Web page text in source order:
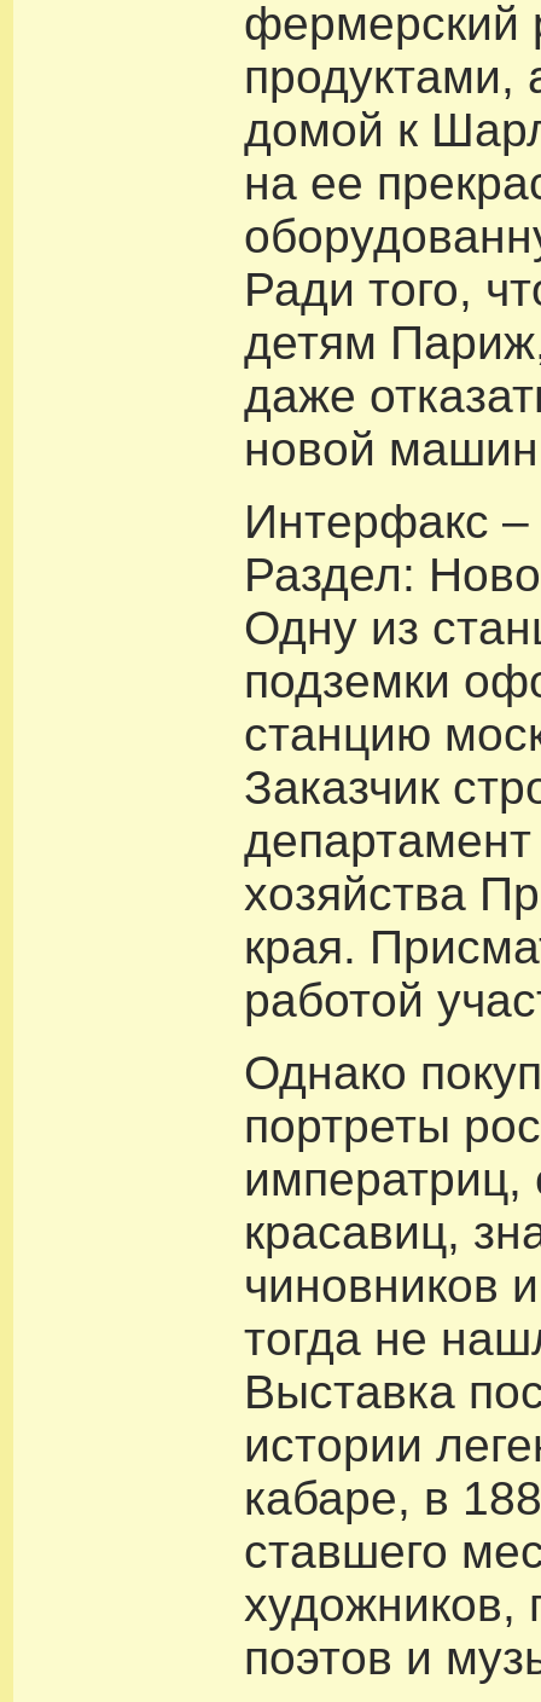
фермерский
продуктами,
домой к
на ее
Ради того,
детям
даже
новой
Интерфакс
Раздел:
Одну из
подземки
станцию
Заказчик
хозяйства
края.
работой
Однако
портреты
императриц,
красавиц,
чиновников
тогда не
Выставка
истории
кабаре, в
ставшего
художников,
поэтов и